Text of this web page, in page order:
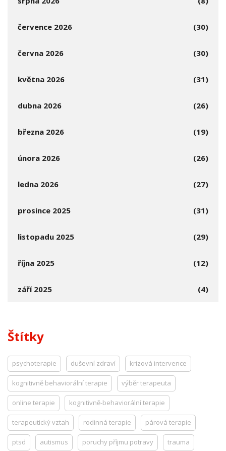
července 2026 (30)
června 2026 (30)
května 2026 (31)
dubna 2026 (26)
března 2026 (19)
února 2026 (26)
ledna 2026 (27)
prosince 2025 (31)
listopadu 2025 (29)
října 2025 (12)
září 2025 (4)
Štítky
psychoterapie duševní zdraví krizová intervence
kognitivně behaviorální terapie výběr terapeuta
online terapie kognitivně-behaviorální terapie
terapeutický vztah rodinná terapie párová terapie
ptsd autismus poruchy příjmu potravy trauma